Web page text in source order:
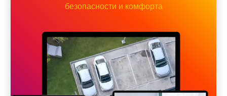
безопасности и комфорта